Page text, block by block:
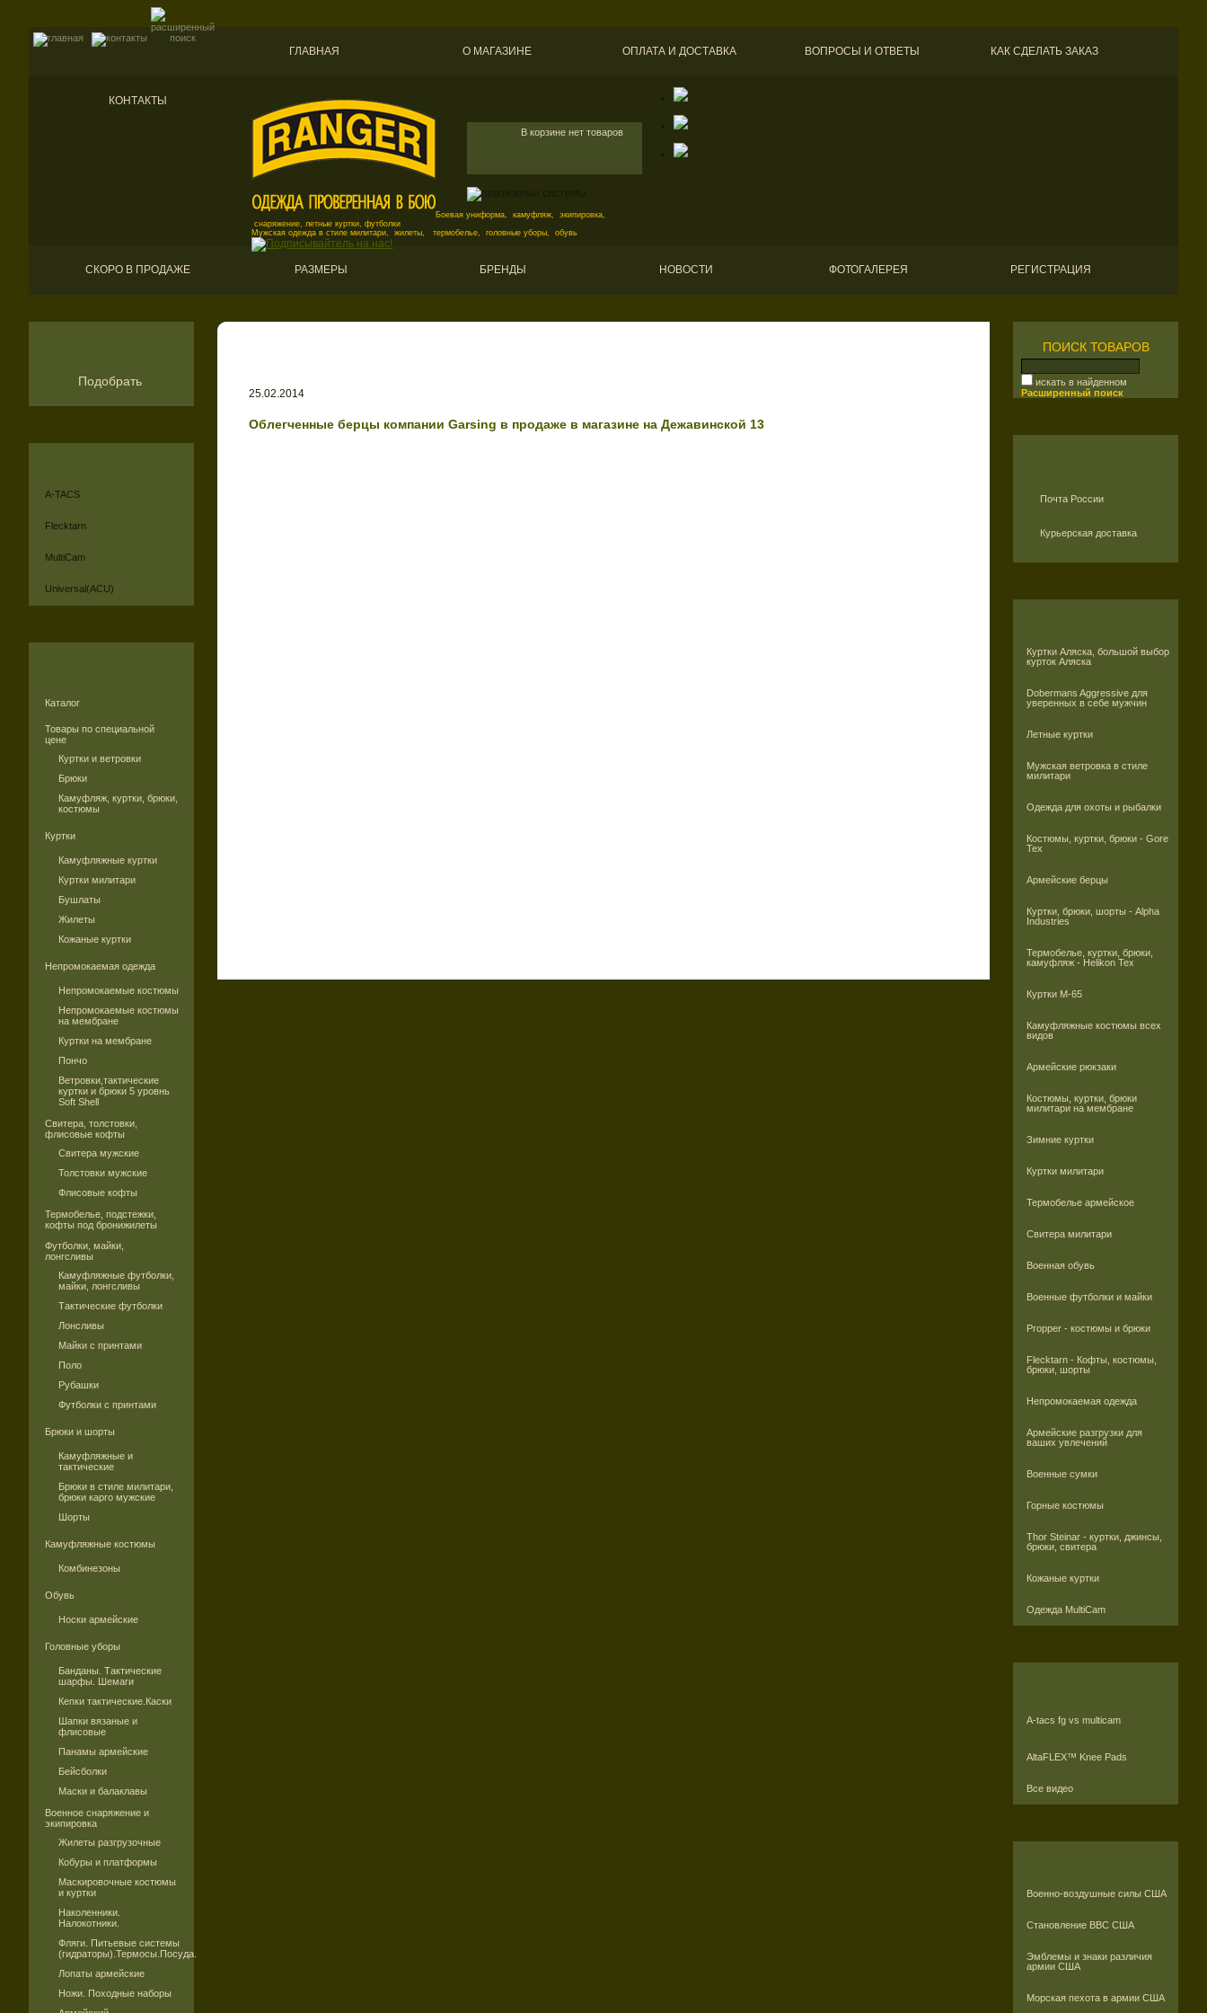
ГЛАВНАЯ О МАГАЗИНЕ ОПЛАТА И ДОСТАВКА ВОПРОСЫ И ОТВЕТЫ КАК СДЕЛАТЬ ЗАКАЗ
КОНТАКТЫ
В корзине нет товаров
Боевая униформа, камуфляж, экипировка,
снаряжение, летные куртки, футболки
Мужская одежда в стиле милитари, жилеты, термобелье, головные уборы, обувь
СКОРО В ПРОДАЖЕ РАЗМЕРЫ БРЕНДЫ НОВОСТИ ФОТОГАЛЕРЕЯ РЕГИСТРАЦИЯ
Подобрать
A-TACS
Flecktarn
MultiCam
Universal(ACU)
Каталог
Товары по специальной
цене
Куртки и ветровки
Брюки
Камуфляж, куртки, брюки,
костюмы
Куртки
Камуфляжные куртки
Куртки милитари
Бушлаты
Жилеты
Кожаные куртки
Непромокаемая одежда
Непромокаемые костюмы
Непромокаемые костюмы
на мембране
Куртки на мембране
Пончо
Ветровки,тактические
куртки и брюки 5 уровнь
Soft Shell
Свитера, толстовки,
флисовые кофты
Свитера мужские
Толстовки мужские
Флисовые кофты
Термобелье, подстежки,
кофты под бронижилеты
Футболки, майки,
лонгсливы
Камуфляжные футболки,
майки, лонгсливы
Тактические футболки
Лонсливы
Майки с принтами
Поло
Рубашки
Футболки с принтами
Брюки и шорты
Камуфляжные и
тактические
Брюки в стиле милитари,
брюки карго мужские
Шорты
Камуфляжные костюмы
Комбинезоны
Обувь
Носки армейские
Головные уборы
Банданы. Тактические
шарфы. Шемаги
Кепки тактические.Каски
Шапки вязаные и
флисовые
Панамы армейские
Бейсболки
Маски и балаклавы
Военное снаряжение и
экипировка
Жилеты разгрузочные
Кобуры и платформы
Маскировочные костюмы
и куртки
Наколенники.
Налокотники.
Фляги. Питьевые системы
(гидраторы).Термосы.Посуда.
Лопаты армейские
Ножи. Походные наборы
ПОИСК ТОВАРОВ
искать в найденном
Расширенный поиск
Почта России
Курьерская доставка
Куртки Аляска, большой выбор
курток Аляска
Dobermans Aggressive для
уверенных в себе мужчин
Летные куртки
Мужская ветровка в стиле
милитари
Одежда для охоты и рыбалки
Костюмы, куртки, брюки - Gore
Tex
Армейские берцы
Куртки, брюки, шорты - Alpha
Industries
Термобелье, куртки, брюки,
камуфляж - Helikon Tex
Куртки M-65
Камуфляжные костюмы всех
видов
Армейские рюкзаки
Костюмы, куртки, брюки
милитари на мембране
Зимние куртки
Куртки милитари
Термобелье армейское
Свитера милитари
Военная обувь
Военные футболки и майки
Propper - костюмы и брюки
Flecktarn - Кофты, костюмы,
брюки, шорты
Непромокаемая одежда
Армейские разгрузки для
ваших увлечений
Военные сумки
Горные костюмы
Thor Steinar - куртки, джинсы,
брюки, свитера
Кожаные куртки
Одежда MultiCam
A-tacs fg vs multicam
AltaFLEX™ Knee Pads
Все видео
Военно-воздушные силы США
Становление ВВС США
Эмблемы и знаки различия
армии США
Морская пехота в армии США
25.02.2014
Облегченные берцы компании Garsing в продаже в магазине на Дежавинской 13